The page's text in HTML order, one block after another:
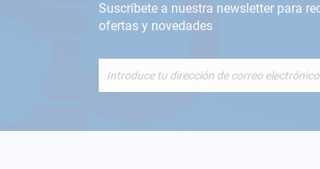
Suscríbete a nuestra newsletter para
ofertas y novedades
de